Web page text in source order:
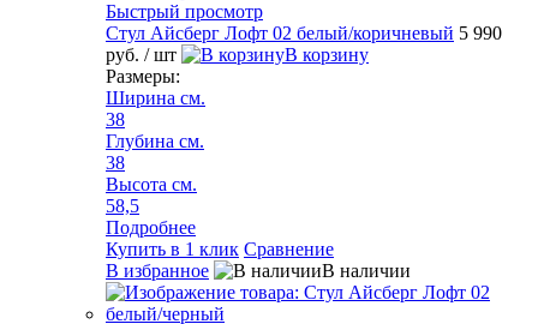
Быстрый просмотр
Стул Айсберг Лофт 02 белый/коричневый 5 990
руб. / шт
В корзину
Размеры:
Ширина см.
38
Глубина см.
38
Высота см.
58,5
Подробнее
Купить в 1 клик Сравнение
В избранное
В наличии